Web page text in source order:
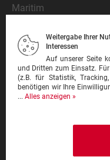
Maritim
Mexikanisch
Nationalgericht
Orientalisch
Pasta
Weitergabe Ihrer
Interessen
Auf unserer Seite
und Dritten zum Einsatz.
(z.B. für Statistik,
benötigen wir Ihre
... Alles anzeigen »